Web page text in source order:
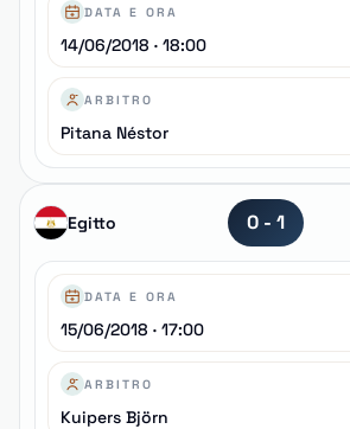
DATA E ORA
14/06/2018 · 18:00
ARBITRO
Pitana Néstor
Egitto 0 - 1
DATA E ORA
15/06/2018 · 17:00
ARBITRO
Kuipers Björn